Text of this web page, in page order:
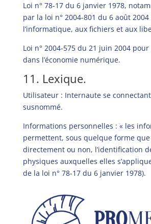
Loi n° 78-17 du 6 janvier 1978,
par la loi n° 2004-801 du 6 août
l’informatique, aux fichiers et aux
Loi n° 2004-575 du 21 juin 2004
dans l’économie numérique.
11. Lexique.
Utilisateur : Internaute se
susnommé.
Informations personnelles : « les
permettent, sous quelque forme que
directement ou non, l’identification
physiques auxquelles elles
de la loi n° 78-17 du 6 janvier 1978).